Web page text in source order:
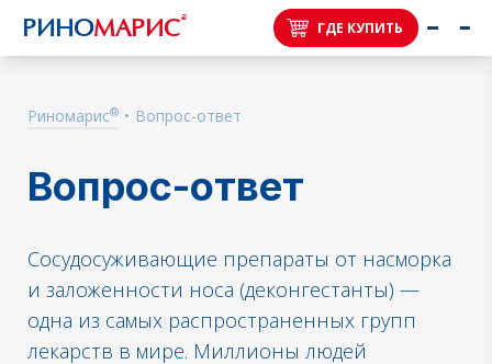
РИНОМАРИС®
ГДЕ КУПИТЬ
Риномарис® • Вопрос-ответ
Вопрос-ответ
Сосудосуживающие препараты от насморка
и заложенности носа (деконгестанты) —
одна из самых распространенных групп
лекарств в мире. Миллионы людей